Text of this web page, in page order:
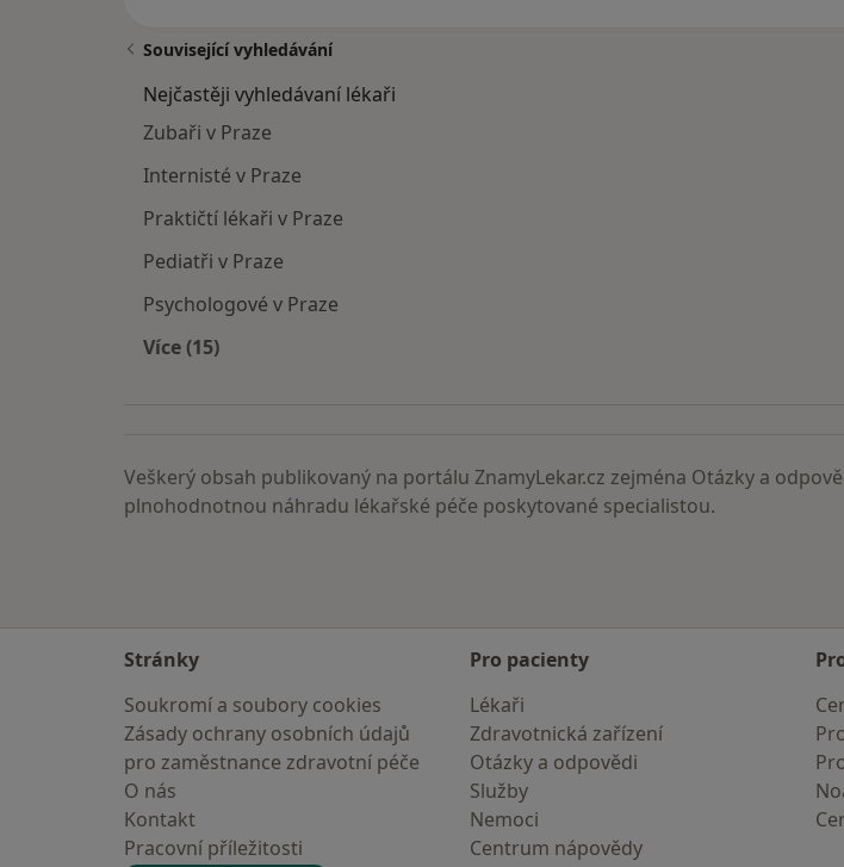
Související vyhledávání
Nejčastěji vyhledávaní lékaři
Zubaři v Praze
Internisté v Praze
Praktičtí lékaři v Praze
Pediatři v Praze
Psychologové v Praze
Více (15)
Veškerý obsah publikovaný na portálu ZnamyLekar.cz zejména Otázky a
plnohodnotnou náhradu lékařské péče poskytované specialistou.
Stránky
Soukromí a soubory cookies
Zásady ochrany osobních údajů
pro zaměstnance zdravotní péče
O nás
Kontakt
Pracovní příležitosti
Pro pacienty
Lékaři
Zdravotnická zařízení
Otázky a odpovědi
Služby
Nemoci
Centrum nápovědy